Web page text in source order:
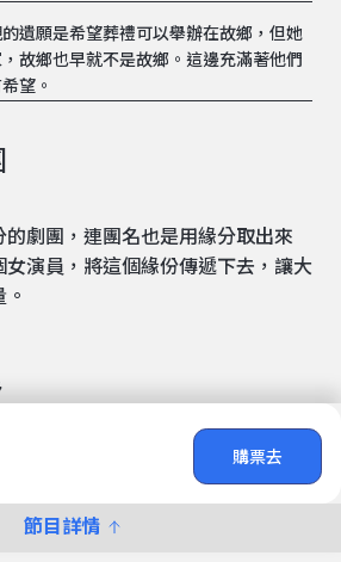
購票去
節目詳情
遺願是希望葬禮可以舉辦在故鄉，但她
故鄉也早就不是故鄉。這邊充滿著他們
望。
劇團，連團名也是用緣分取出來
女演員，將這個緣份傳遞下去，讓大